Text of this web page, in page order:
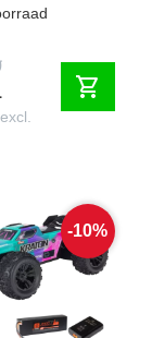
shopping_cart
-10%